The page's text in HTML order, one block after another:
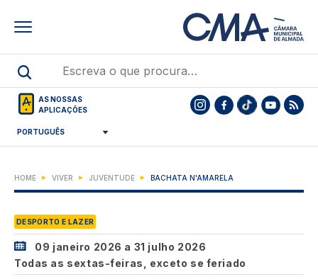
AS NOSSAS
APLICAÇÕES
HOME VIVER JUVENTUDE BACHATA N'AMARELA
DESPORTO E LAZER
09 janeiro 2026 a 31 julho 2026
Todas as sextas-feiras, exceto se feriado